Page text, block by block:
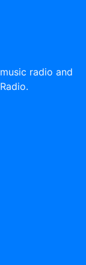
radio and